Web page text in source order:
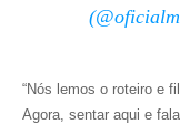
“Nós lemos o roteiro e
Agora, sentar aqui e